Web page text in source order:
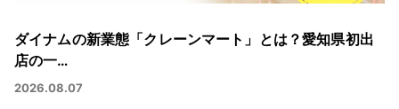
ダイナムの新業態「クレーンマート」とは？愛知県初出
店の一…
2026.08.07